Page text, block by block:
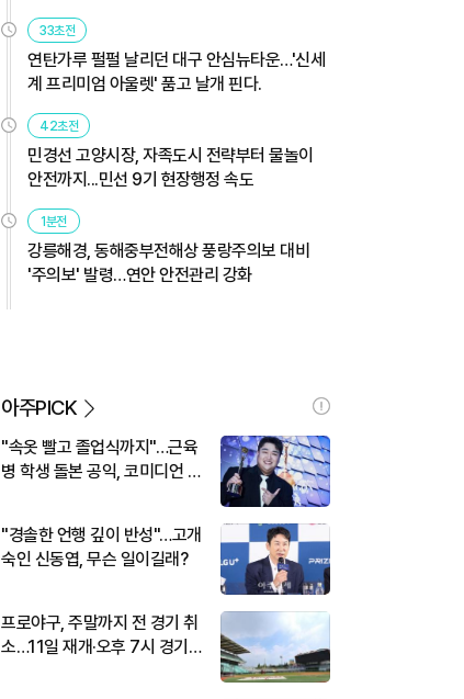
33초전
연탄가루 펄펄 날리던 대구 안심뉴타운…'신세
계 프리미엄 아울렛' 품고 날개 핀다.
42초전
민경선 고양시장, 자족도시 전략부터 물놀이
안전까지...민선 9기 현장행정 속도
1분전
강릉해경, 동해중부전해상 풍랑주의보 대비
'주의보' 발령…연안 안전관리 강화
아주PICK
"속옷 빨고 졸업식까지"…근육
병 학생 돌본 공익, 코미디언 김
"경솔한 언행 깊이 반성"…고개
숙인 신동엽, 무슨 일이길래?
프로야구, 주말까지 전 경기 취
소…11일 재개·오후 7시 경기